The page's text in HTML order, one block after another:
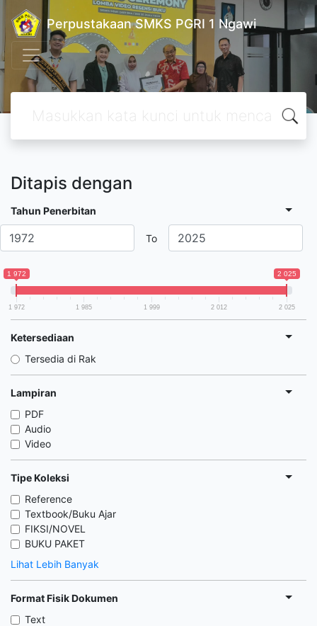
Perpustakaan SMKS PGRI 1 Ngawi
Ditapis dengan
Tahun Penerbitan
To
1 972 2 025
1 972 1 985 1 999 2 012 2 025
Ketersediaan
Tersedia di Rak
Lampiran
PDF
Audio
Video
Tipe Koleksi
Reference
Textbook/Buku Ajar
FIKSI/NOVEL
BUKU PAKET
Lihat Lebih Banyak
Format Fisik Dokumen
Text